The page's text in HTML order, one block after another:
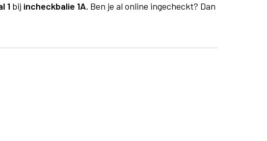
1 bij incheckbalie 1A. Ben je al online ingecheckt? Dan